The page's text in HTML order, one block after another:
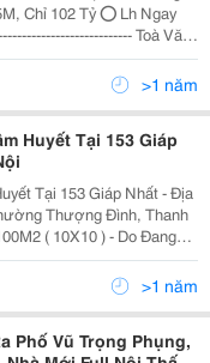
Tỷ ⭕️ Lh Ngay
Toà Văn
Mặt Phố Hoàng Văn Thái,
Vĩnh...
>1 năm
Huyết Tại 153 Giáp
Tại 153 Giáp Nhất - Địa
Thượng Đình, Thanh
( 10X10 ) - Do Đang
Dù Tâm Huyết Rất Nhiều
Quán Xuyến Được...>1 năm
Phố Vũ Trọng Phụng,